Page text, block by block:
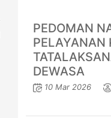
PEDOMAN
PELAYANAN
DEWASA
10 Mar 2026